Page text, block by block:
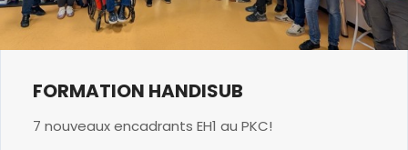
FORMATION HANDISUB
7 nouveaux encadrants EH1 au PKC!